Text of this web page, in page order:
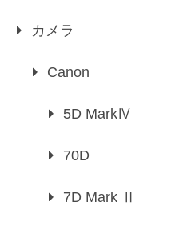
カメラ
Canon
5D MarkⅣ
70D
7D Mark Ⅱ